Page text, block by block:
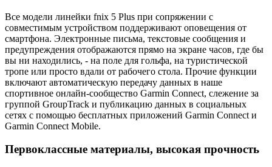
Все модели линейки fnix 5 Plus при сопряжении с
совместимым устройством поддерживают оповещения от
смартфона. Электронные письма, текстовые сообщения и
предупреждения отображаются прямо на экране часов, где бы
вы ни находились, - на поле для гольфа, на туристической
тропе или просто вдали от рабочего стола. Прочие функции
включают автоматическую передачу данных в наше
спортивное онлайн-сообщество Garmin Connect, слежение за
группой GroupTrack и публикацию данных в социальных
сетях с помощью бесплатных приложений Garmin Connect и
Garmin Connect Mobile.
Первоклассные материалы, высокая прочность